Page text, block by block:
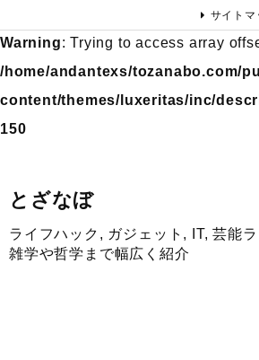
Warning: Trying to access array
/home/andantexs/tozanabo.com/
content/themes/luxeritas/inc/
150
とざなぼ
ライフハック, ガジェット, IT, 芸能
雑学や哲学まで幅広く紹介
サイトマ